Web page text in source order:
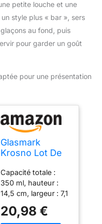
gouttes restantes
sont essuyées avec
un torchon sec. Le
gobelet à couteaux
nourriture. 【Facile
à nettoyer】 La
passoire a une
surface lisse sans
nettoyer même
simplement à
temps après
utilisation, les
aliments mous ne
collent pas à l'acier
inoxydable dur et ils
passent également
au lave-vaisselle.
【Stockage facile】
Les passoires à
mailles fines sont
disponibles en 3
de la farine, du
cacao, de la poudre
d'amande, du sucre
COMPOSITION:
11,5cm CONTENU: 1
petite louche et une
style plus « bar », sers
au fond, puis
pour garder un goût
pour une présentation
Glasmark
Krosno Lot De
Boire En Verre
Highball Verres
à Cocktail De
Forme
Classique
Capacité totale :
350 ml, hauteur :
14,5 cm, largeur : 7,1
contient 6
20,98 €